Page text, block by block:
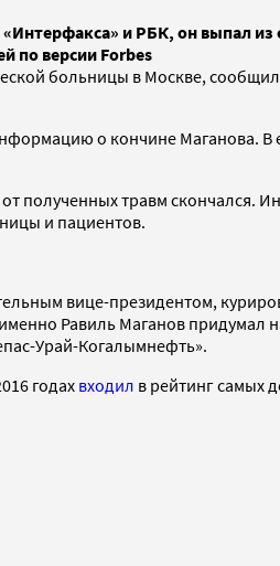
и РБК, он выпал
по версии Forbes
больницы в Москве,
о кончине Маганова. В
полученных травм скончался.
и пациентов.
вице-президентом,
Равиль Маганов придумал
Урай-Когалымнефть».
годах входил в рейтинг самых